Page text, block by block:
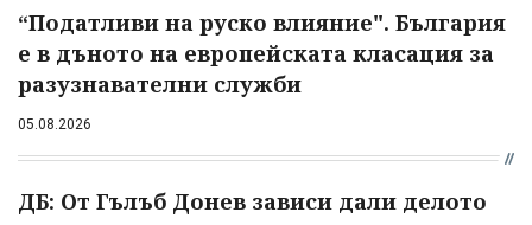
“Податливи на руско влияние". България
е в дъното на европейската класация за
разузнавателни служби
05.08.2026
ДБ: От Гълъб Донев зависи дали делото